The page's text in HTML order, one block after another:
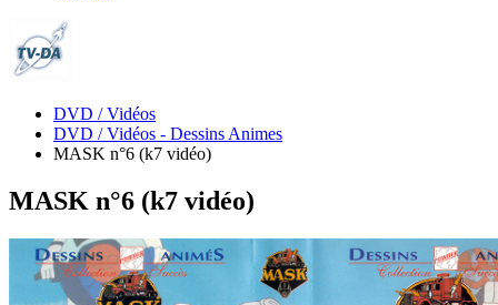
DVD / Vidéos
DVD / Vidéos - Dessins Animes
MASK n°6 (k7 vidéo)
MASK n°6 (k7 vidéo)